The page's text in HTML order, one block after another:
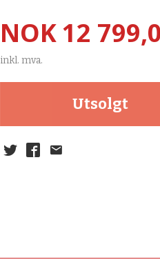
Pris
NOK12
inkl. mva.
Utsolgt